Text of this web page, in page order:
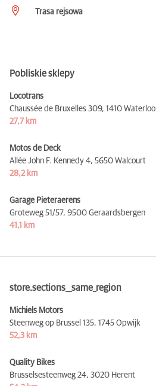
Trasa rejsowa
Pobliskie sklepy
Locotrans
Chaussée de Bruxelles 309, 1410 Waterloo
27,7 km
Motos de Deck
Allée John F. Kennedy 4, 5650 Walcourt
28,2 km
Garage Pieteraerens
Groteweg 51/57, 9500 Geraardsbergen
41,1 km
store.sections__same_region
Michiels Motors
Steenweg op Brussel 135, 1745 Opwijk
52,3 km
Quality Bikes
Brusselsesteenweg 24, 3020 Herent